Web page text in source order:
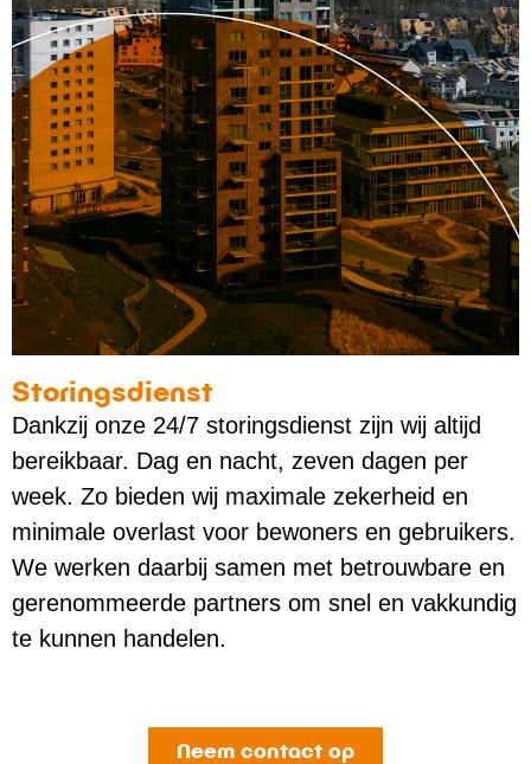
Storingsdienst
Dankzij onze 24/7 storingsdienst zijn wij altijd
bereikbaar. Dag en nacht, zeven dagen per
week. Zo bieden wij maximale zekerheid en
minimale overlast voor bewoners en gebruikers.
We werken daarbij samen met betrouwbare en
gerenommeerde partners om snel en vakkundig
te kunnen handelen.
Neem contact op